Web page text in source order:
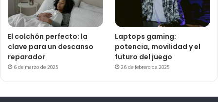
El colchón perfecto: la
clave para un descanso
reparador
6 de marzo de 2025
Laptops gaming:
potencia, movilidad y el
futuro del juego
26 de febrero de 2025